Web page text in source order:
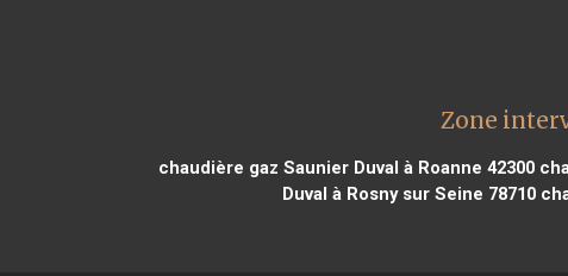
Zone
chaudière gaz Saunier Duval à Roanne 42300
Duval à Rosny sur Seine 78710